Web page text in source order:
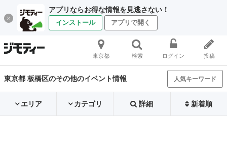
アプリならお得な情報を見逃さない！
インストール アプリで開く
東京都 検索 ログイン 投稿
東京都 板橋区のその他のイベント情報 人気キーワード
エリア カテゴリ 詳細 新着順